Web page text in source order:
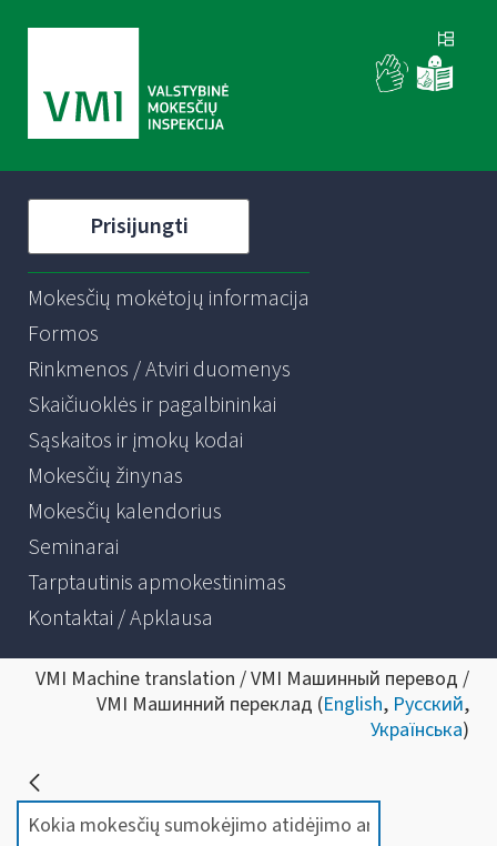
Prisijungti
Mokesčių mokėtojų informacija
Formos
Rinkmenos / Atviri duomenys
Skaičiuoklės ir pagalbininkai
Sąskaitos ir įmokų kodai
Mokesčių žinynas
Mokesčių kalendorius
Seminarai
Tarptautinis apmokestinimas
Kontaktai / Apklausa
VMI Machine translation / VMI Машинный перевод /
VMI Машинний переклад (English, Русский,
Українська)